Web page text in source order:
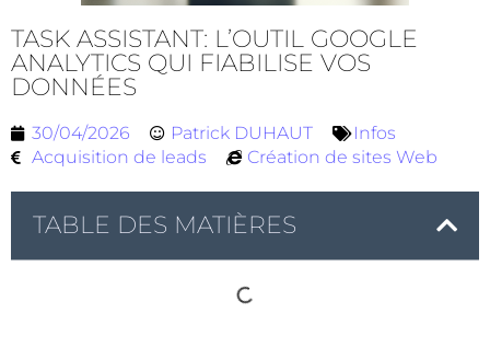
TASK ASSISTANT: L’OUTIL GOOGLE
ANALYTICS QUI FIABILISE VOS
DONNÉES
30/04/2026 Patrick DUHAUT
Infos
Acquisition de leads
Création de sites Web
TABLE DES MATIÈRES